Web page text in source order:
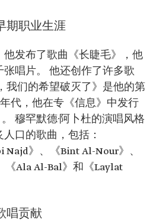
期职业生涯
发布了歌曲《长睫毛》，他
唱片。 他还创作了许多歌
我们的希望破灭了》是他的第
代，他在专《信息》中发行
穆罕默德·阿卜杜的演唱风格
口的歌曲，包括：
Najd》、《Bint Al-Nour》、
《Ala Al-Bal》和《Laylat
唱贡献